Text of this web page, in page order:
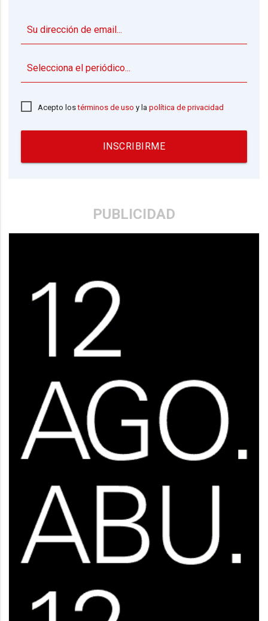
Acepto lostérminos de uso y lapolítica de privacidad
INSCRIBIRME
PUBLICIDAD